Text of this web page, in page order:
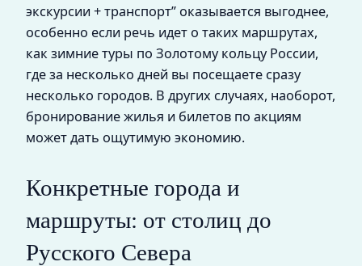
экскурсии + транспорт” оказывается выгоднее,
особенно если речь идет о таких маршрутах,
как зимние туры по Золотому кольцу России,
где за несколько дней вы посещаете сразу
несколько городов. В других случаях, наоборот,
бронирование жилья и билетов по акциям
может дать ощутимую экономию.
Конкретные города и
маршруты: от столиц до
Русского Севера